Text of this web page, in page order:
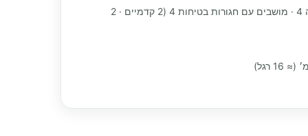
מקומות שינה 4 · מושבים עם חגורות בטיחות 4 (2 קדמיים · 2